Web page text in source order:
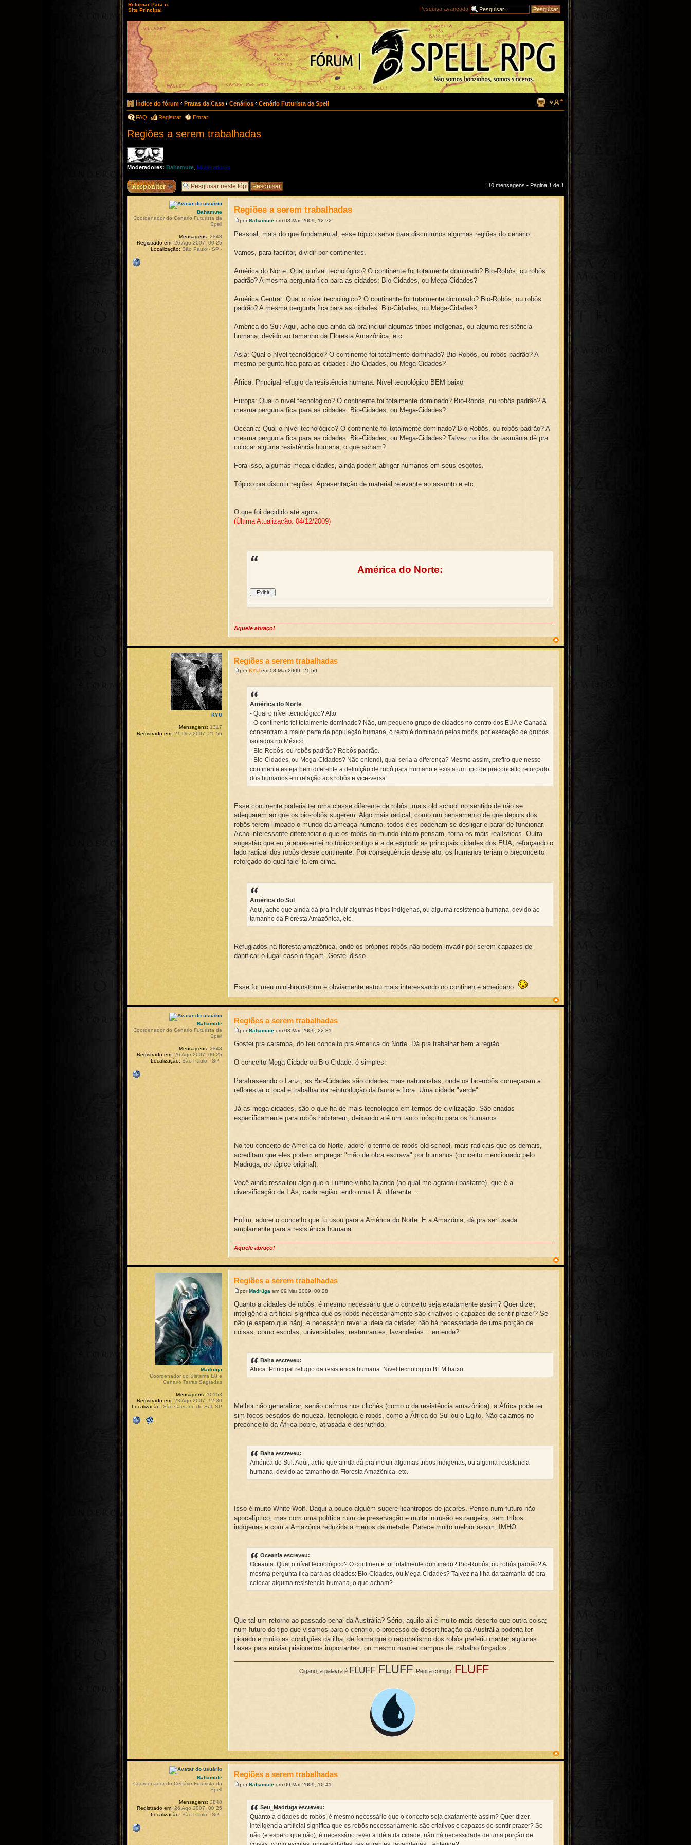
Retornar Para o
Site Principal
Pesquisa avançada
Índice do fórum ‹ Pratas da Casa ‹ Cenários ‹ Cenário Futurista da Spell
FAQ Registrar Entrar
Regiões a serem trabalhadas
Moderadores: Bahamute Moderadores
Responder 10 mensagens • Página 1 de 1
Regiões a serem trabalhadas
porBahamute em 08 Mar 2009, 12:22
Pessoal, mais do que fundamental, esse tópico serve para discutirmos algumas regiões do cenário.
Vamos, para facilitar, dividir por continentes.
América do Norte: Qual o nível tecnológico? O continente foi totalmente dominado? Bio-Robôs, ou robôs
padrão? A mesma pergunta fica para as cidades: Bio-Cidades, ou Mega-Cidades?
América Central: Qual o nível tecnológico? O continente foi totalmente dominado? Bio-Robôs, ou robôs
padrão? A mesma pergunta fica para as cidades: Bio-Cidades, ou Mega-Cidades?
América do Sul: Aqui, acho que ainda dá pra incluir algumas tribos indígenas, ou alguma resistência
humana, devido ao tamanho da Floresta Amazônica, etc.
Ásia: Qual o nível tecnológico? O continente foi totalmente dominado? Bio-Robôs, ou robôs padrão? A
mesma pergunta fica para as cidades: Bio-Cidades, ou Mega-Cidades?
África: Principal refugio da resistência humana. Nível tecnológico BEM baixo
Europa: Qual o nível tecnológico? O continente foi totalmente dominado? Bio-Robôs, ou robôs padrão? A
mesma pergunta fica para as cidades: Bio-Cidades, ou Mega-Cidades?
Oceania: Qual o nível tecnológico? O continente foi totalmente dominado? Bio-Robôs, ou robôs padrão? A
mesma pergunta fica para as cidades: Bio-Cidades, ou Mega-Cidades? Talvez na ilha da tasmânia dê pra
colocar alguma resistência humana, o que acham?
Fora isso, algumas mega cidades, ainda podem abrigar humanos em seus esgotos.
Tópico pra discutir regiões. Apresentação de material relevante ao assunto e etc.
O que foi decidido até agora:
(Última Atualização: 04/12/2009)
América do Norte:
Aquele abraço!
Bahamute
Coordenador do Cenário Futurista da
Spell
Mensagens: 2848
Registrado em: 26 Ago 2007, 00:25
Localização: São Paulo - SP -
Regiões a serem trabalhadas
por KYU em 08 Mar 2009, 21:50
América do Norte
- Qual o nível tecnológico? Alto
- O continente foi totalmente dominado? Não, um pequeno grupo de cidades no centro dos EUA e Canadá
concentram a maior parte da população humana, o resto é dominado pelos robôs, por execeção de grupos
isolados no México.
- Bio-Robôs, ou robôs padrão? Robôs padrão.
- Bio-Cidades, ou Mega-Cidades? Não entendi, qual seria a diferença? Mesmo assim, prefiro que nesse
continente esteja bem diferente a definição de robô para humano e exista um tipo de preconceito reforçado
dos humanos em relação aos robôs e vice-versa.
Esse continente poderia ter uma classe diferente de robôs, mais old school no sentido de não se
adequarem ao que os bio-robôs sugerem. Algo mais radical, como um pensamento de que depois dos
robôs terem limpado o mundo da ameaça humana, todos eles poderiam se desligar e parar de funcionar.
Acho interessante diferenciar o que os robôs do mundo inteiro pensam, torna-os mais realísticos. Outra
sugestão que eu já apresentei no tópico antigo é a de explodir as principais cidades dos EUA, reforçando o
lado radical dos robôs desse continente. Por consequência desse ato, os humanos teriam o preconceito
reforçado do qual falei lá em cima.
América do Sul
Aqui, acho que ainda dá pra incluir algumas tribos indigenas, ou alguma resistencia humana, devido ao
tamanho da Floresta Amazônica, etc.
Refugiados na floresta amazônica, onde os próprios robôs não podem invadir por serem capazes de
danificar o lugar caso o façam. Gostei disso.
Esse foi meu mini-brainstorm e obviamente estou mais interessando no continente americano.
KYU
Mensagens: 1317
Registrado em: 21 Dez 2007, 21:56
Regiões a serem trabalhadas
porBahamute em 08 Mar 2009, 22:31
Gostei pra caramba, do teu conceito pra America do Norte. Dá pra trabalhar bem a região.
O conceito Mega-Cidade ou Bio-Cidade, é simples:
Parafraseando o Lanzi, as Bio-Cidades são cidades mais naturalistas, onde os bio-robôs começaram a
reflorestar o local e trabalhar na reintrodução da fauna e flora. Uma cidade "verde"
Já as mega cidades, são o que há de mais tecnologico em termos de civilização. São criadas
especificamente para robôs habitarem, deixando até um tanto inóspito para os humanos.
No teu conceito de America do Norte, adorei o termo de robôs old-school, mais radicais que os demais,
acreditam que eles podem empregar "mão de obra escrava" por humanos (conceito mencionado pelo
Madruga, no tópico original).
Você ainda ressaltou algo que o Lumine vinha falando (ao qual me agradou bastante), que é a
diversificação de I.As, cada região tendo uma I.A. diferente...
Enfim, adorei o conceito que tu usou para a América do Norte. E a Amazônia, dá pra ser usada
amplamente para a resistência humana.
Aquele abraço!
Bahamute
Coordenador do Cenário Futurista da
Spell
Mensagens: 2848
Registrado em: 26 Ago 2007, 00:25
Localização: São Paulo - SP -
Regiões a serem trabalhadas
porMadrüga em 09 Mar 2009, 00:28
Quanto a cidades de robôs: é mesmo necessário que o conceito seja exatamente assim? Quer dizer,
inteligência artificial significa que os robôs necessariamente são criativos e capazes de sentir prazer? Se
não (e espero que não), é necessário rever a idéia da cidade; não há necessidade de uma porção de
coisas, como escolas, universidades, restaurantes, lavanderias... entende?
Baha escreveu:
Africa: Principal refugio da resistencia humana. Nível tecnologico BEM baixo
Melhor não generalizar, senão caímos nos clichês (como o da resistência amazônica); a África pode ter
sim focos pesados de riqueza, tecnologia e robôs, como a África do Sul ou o Egito. Não caiamos no
preconceito da África pobre, atrasada e desnutrida.
Baha escreveu:
América do Sul: Aqui, acho que ainda dá pra incluir algumas tribos indigenas, ou alguma resistencia
humana, devido ao tamanho da Floresta Amazônica, etc.
Isso é muito White Wolf. Daqui a pouco alguém sugere licantropos de jacarés. Pense num futuro não
apocalíptico, mas com uma política ruim de preservação e muita intrusão estrangeira; sem tribos
indígenas e com a Amazônia reduzida a menos da metade. Parece muito melhor assim, IMHO.
Oceania escreveu:
Oceania: Qual o nível tecnológico? O continente foi totalmente dominado? Bio-Robôs, ou robôs padrão? A
mesma pergunta fica para as cidades: Bio-Cidades, ou Mega-Cidades? Talvez na ilha da tazmania dê pra
colocar alguma resistencia humana, o que acham?
Que tal um retorno ao passado penal da Austrália? Sério, aquilo ali é muito mais deserto que outra coisa;
num futuro do tipo que visamos para o cenário, o processo de desertificação da Austrália poderia ter
piorado e muito as condições da ilha, de forma que o racionalismo dos robôs preferiu manter algumas
bases para enviar prisioneiros importantes, ou mesmo manter campos de trabalho forçados.
Cigano, a palavra é FLUFF. FLUFF. Repita comigo. FLUFF
Madrüga
Coordenador do Sistema E8 e
Cenário Terras Sagradas
Mensagens: 10153
Registrado em: 23 Ago 2007, 12:30
Localização: São Caetano do Sul, SP
Regiões a serem trabalhadas
porBahamute em 09 Mar 2009, 10:41
Seu_Madrüga escreveu:
Quanto a cidades de robôs: é mesmo necessário que o conceito seja exatamente assim? Quer dizer,
inteligência artificial significa que os robôs necessariamente são criativos e capazes de sentir prazer? Se
não (e espero que não), é necessário rever a idéia da cidade; não há necessidade de uma porção de
Bahamute
Coordenador do Cenário Futurista da
Spell
Mensagens: 2848
Registrado em: 26 Ago 2007, 00:25
Localização: São Paulo - SP -